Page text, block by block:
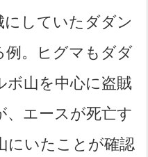
していたダダン
例。ヒグマもダダ
ボ山を中心に盗賊
、エースが死亡す
にいたことが確認